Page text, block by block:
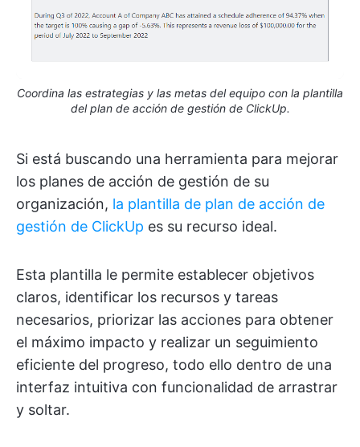
Coordina las estrategias y las metas del equipo con la plantilla
del plan de acción de gestión de ClickUp.
Si está buscando una herramienta para mejorar
los planes de acción de gestión de su
organización, la plantilla de plan de acción de
gestión de ClickUp es su recurso ideal.
Esta plantilla le permite establecer objetivos
claros, identificar los recursos y tareas
necesarios, priorizar las acciones para obtener
el máximo impacto y realizar un seguimiento
eficiente del progreso, todo ello dentro de una
interfaz intuitiva con funcionalidad de arrastrar
y soltar.